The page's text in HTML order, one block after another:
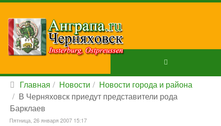
Главная Новости
Новости города и района
В Черняховск приедут представители рода
Барклаев
Пятница, 26 января 2007 15:17